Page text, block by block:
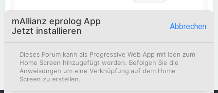
Statistik
Beiträge insgesamt
Korbinian Eismann
mAllianz eprolog App
Jetzt installieren
Abbrechen
Dieses Forum kann als Progressive Web App mit Icon zum
Home Screen hinzugefügt werden. Befolgen Sie die
Anweisungen um eine Verknüpfung auf dem Home
Screen zu erstellen.